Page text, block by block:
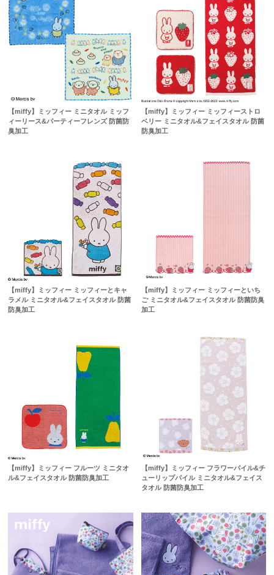
【miffy】ミッフィー ミニタオル ミッフ
ィーリース&パーティーフレンズ 防菌防
臭加工
【miffy】ミッフィー ミッフィーストロ
ベリー ミニタオル&フェイスタオル 防菌
防臭加工
【miffy】ミッフィー ミッフィーとキャ
ラメル ミニタオル&フェイスタオル 防菌
防臭加工
【miffy】ミッフィー ミッフィーといち
ご ミニタオル&フェイスタオル 防菌防臭
加工
【miffy】ミッフィー フルーツ ミニタオ
ル&フェイスタオル 防菌防臭加工
【miffy】ミッフィー フラワーパイル&チ
ューリップパイル ミニタオル&フェイス
タオル 防菌防臭加工